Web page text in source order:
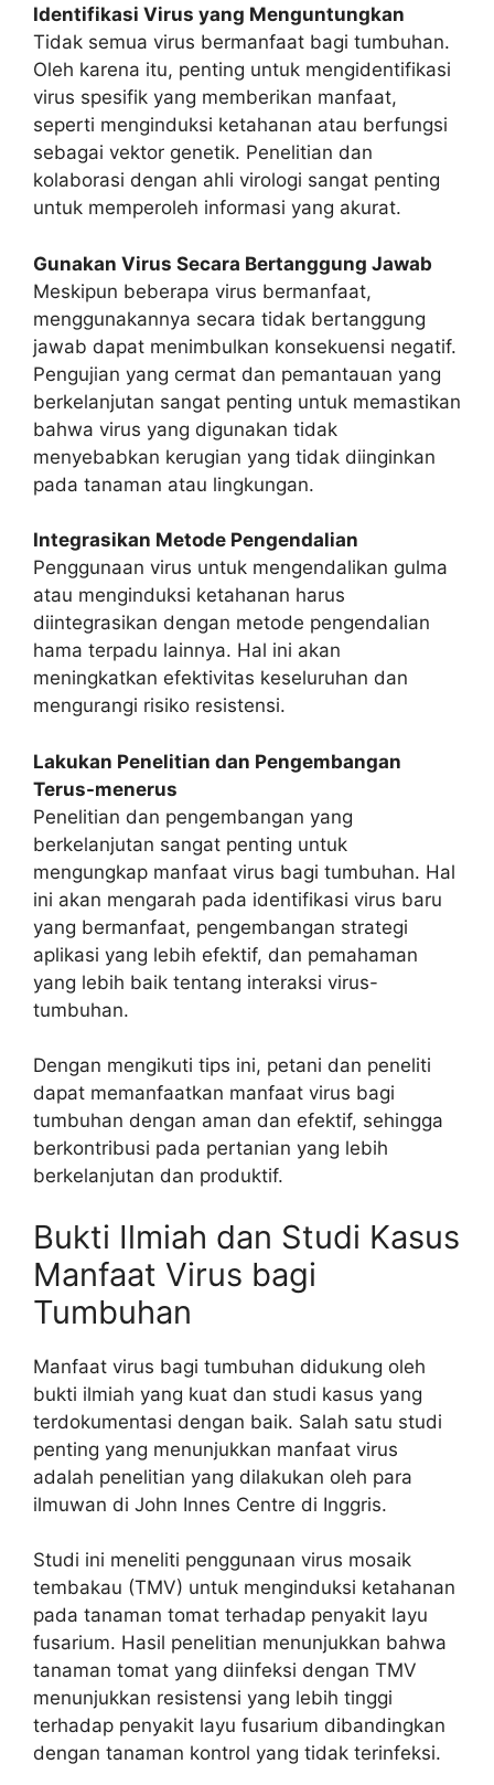
Identifikasi Virus yang Menguntungkan
Tidak semua virus bermanfaat bagi tumbuhan.
Oleh karena itu, penting untuk mengidentifikasi
virus spesifik yang memberikan manfaat,
seperti menginduksi ketahanan atau berfungsi
sebagai vektor genetik. Penelitian dan
kolaborasi dengan ahli virologi sangat penting
untuk memperoleh informasi yang akurat.
Gunakan Virus Secara Bertanggung Jawab
Meskipun beberapa virus bermanfaat,
menggunakannya secara tidak bertanggung
jawab dapat menimbulkan konsekuensi negatif.
Pengujian yang cermat dan pemantauan yang
berkelanjutan sangat penting untuk memastikan
bahwa virus yang digunakan tidak
menyebabkan kerugian yang tidak diinginkan
pada tanaman atau lingkungan.
Integrasikan Metode Pengendalian
Penggunaan virus untuk mengendalikan gulma
atau menginduksi ketahanan harus
diintegrasikan dengan metode pengendalian
hama terpadu lainnya. Hal ini akan
meningkatkan efektivitas keseluruhan dan
mengurangi risiko resistensi.
Lakukan Penelitian dan Pengembangan
Terus-menerus
Penelitian dan pengembangan yang
berkelanjutan sangat penting untuk
mengungkap manfaat virus bagi tumbuhan. Hal
ini akan mengarah pada identifikasi virus baru
yang bermanfaat, pengembangan strategi
aplikasi yang lebih efektif, dan pemahaman
yang lebih baik tentang interaksi virus-
tumbuhan.
Dengan mengikuti tips ini, petani dan peneliti
dapat memanfaatkan manfaat virus bagi
tumbuhan dengan aman dan efektif, sehingga
berkontribusi pada pertanian yang lebih
berkelanjutan dan produktif.
Bukti Ilmiah dan Studi Kasus
Manfaat Virus bagi
Tumbuhan
Manfaat virus bagi tumbuhan didukung oleh
bukti ilmiah yang kuat dan studi kasus yang
terdokumentasi dengan baik. Salah satu studi
penting yang menunjukkan manfaat virus
adalah penelitian yang dilakukan oleh para
ilmuwan di John Innes Centre di Inggris.
Studi ini meneliti penggunaan virus mosaik
tembakau (TMV) untuk menginduksi ketahanan
pada tanaman tomat terhadap penyakit layu
fusarium. Hasil penelitian menunjukkan bahwa
tanaman tomat yang diinfeksi dengan TMV
menunjukkan resistensi yang lebih tinggi
terhadap penyakit layu fusarium dibandingkan
dengan tanaman kontrol yang tidak terinfeksi.